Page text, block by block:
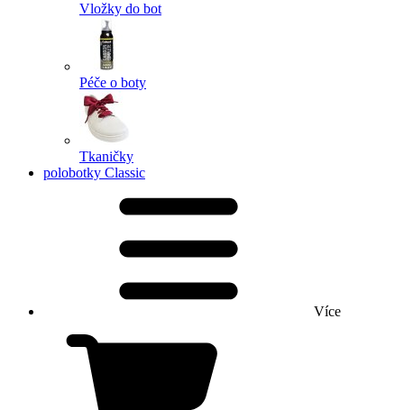
Vložky do bot
Péče o boty
Tkaničky
polobotky Classic
Více